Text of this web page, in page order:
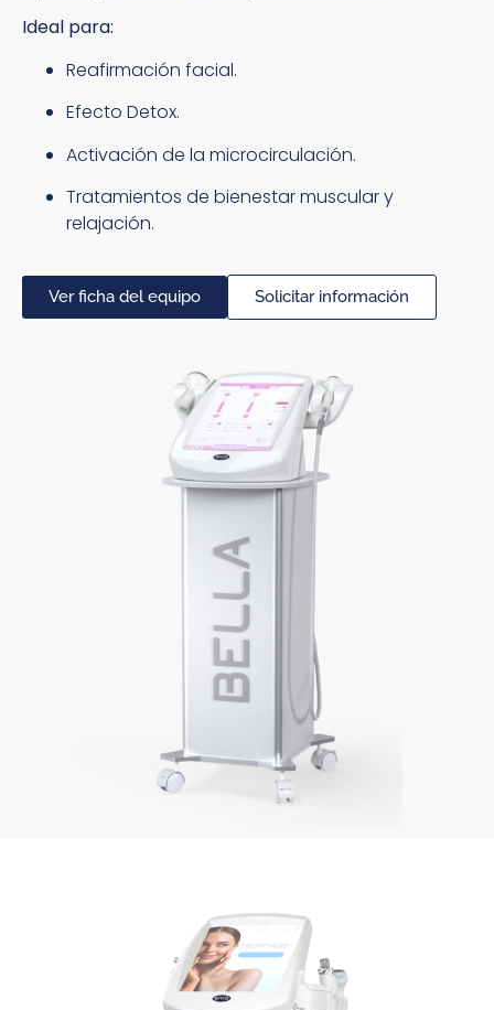
Ideal para:
Reafirmación facial.
Efecto Detox.
Activación de la microcirculación.
Tratamientos de bienestar muscular y
relajación.
Ver ficha del equipo Solicitar información